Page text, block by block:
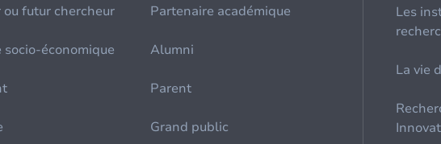
ou futur chercheur Partenaire académique
socio-économique Alumni
Parent
Grand public
Les
La vie